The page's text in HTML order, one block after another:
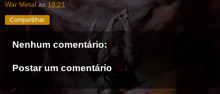
War Metal às 18:21
Compartilhar
Nenhum comentário:
Postar um comentário